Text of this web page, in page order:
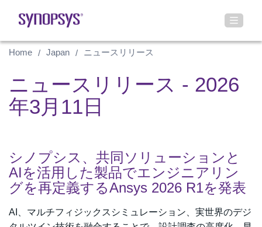
Home Japan ニュースリリース
ニュースリリース - 2026
年3月11日
シノプシス、共同ソリューションと
AIを活用した製品でエンジニアリン
グを再定義するAnsys 2026 R1を発表
AI、マルチフィジックスシミュレーション、実世界のデジ